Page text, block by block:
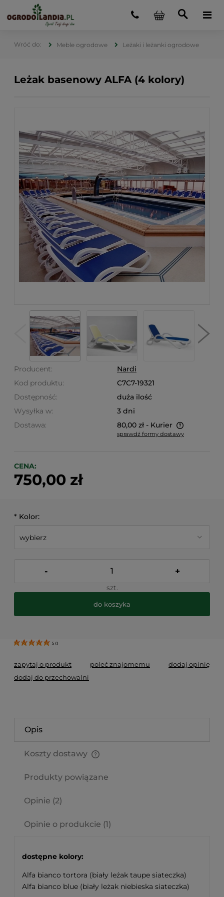
Meble ogrodowe Leżaki i leżanki ogrodowe
Leżak basenowy ALFA (4 kolory)
Producent:
Nardi
Kod produktu:
C7C7-19321
Dostępność:
duża ilość
Wysyłka w:
3 dni
Dostawa:
80,00 zł - Kurier
Cena nie zawiera ewentualnych kosztów płatności
sprawdź formy dostawy
CENA:
750,00 zł
* Kolor:
- +
szt.
do koszyka
5.0
zapytaj o produkt poleć znajomemu
dodaj opinię
dodaj do przechowalni
Opis
Koszty dostawy
Produkty powiązane
Opinie (2)
Opinie o produkcie (1)
dostępne kolory:
Alfa bianco tortora (biały leżak taupe siateczka)
Alfa bianco blue (biały leżak niebieska siateczka)